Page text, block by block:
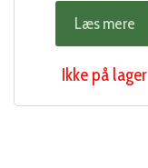
Læs mere
Ikke på lager